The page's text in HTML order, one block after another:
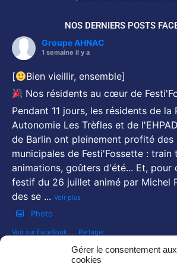
Gérer le consentement aux
cookies
NOS DERNIERS POSTS
Groupe AHNAC
1 semaine il y a
[
Bien vieillir, ensemble]
Nos résidents au cœur de
Pendant 11 jours, les résidents de la
Autonomie Les Trèfles et de
de Barlin ont pleinement profité des
municipales de Festi'Fossette : train
animations, goûters d'été... Et, pour
festif du 26 juillet animé par Michel
des se ... Voir plus
Photo
Voir sur FaceBook · Partager
NOS NEWSLETTERS :